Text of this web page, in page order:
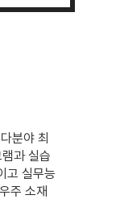
분야 최
과 실습
고 실무능
주 소재